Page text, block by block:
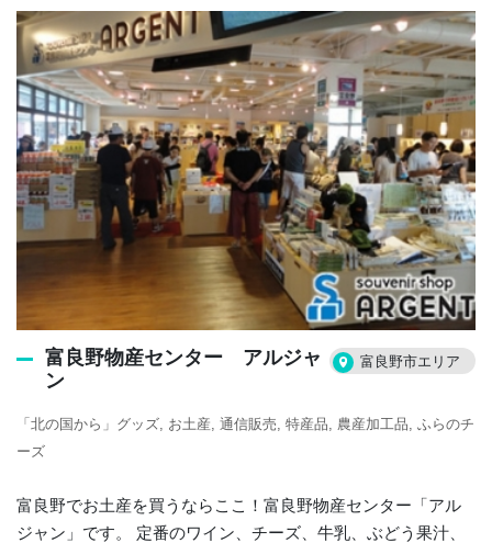
富良野物産センター アルジャ
ン
富良野市エリア
「北の国から」グッズ お土産 通信販売 特産品 農産加工品 ふらのチ
ーズ
富良野でお土産を買うならここ！富良野物産センター「アル
ジャン」です。 定番のワイン、チーズ、牛乳、ぶどう果汁、